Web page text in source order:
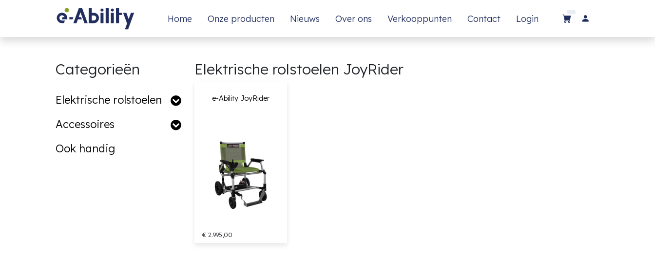
Home Onze producten Nieuws Over ons Verkooppunten Contact Login
Categorieën
Elektrische rolstoelen
Accessoires
Ook handig
Elektrische rolstoelen JoyRider
e-Ability JoyRider
€ 2.995,00